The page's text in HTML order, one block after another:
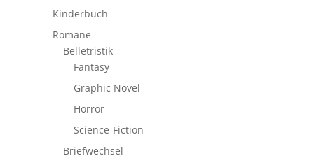
Kinderbuch
Romane
Belletristik
Fantasy
Graphic Novel
Horror
Science-Fiction
Briefwechsel